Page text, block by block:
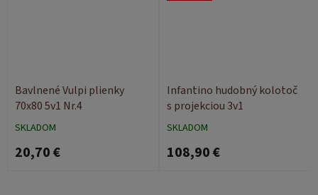
Bavlnené Vulpi plienky
70x80 5v1 Nr.4
SKLADOM
20,70 €
Infantino hudobný kolotoč
s projekciou 3v1
SKLADOM
108,90 €